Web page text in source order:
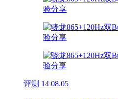
评测 14 08.05